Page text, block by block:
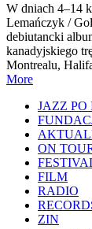
W dniach 4–14
Lemańczyk /
debiutancki
kanadyjskiego
Montrealu,
More
JAZZ PO
ON
FILM
RADIO
ZIN